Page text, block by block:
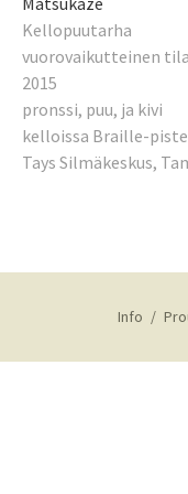
Kellopuutarha
vuorovaikutteinen
2015
pronssi, puu, ja kivi
kelloissa Braille-
Tays Silmäkeskus,
Info